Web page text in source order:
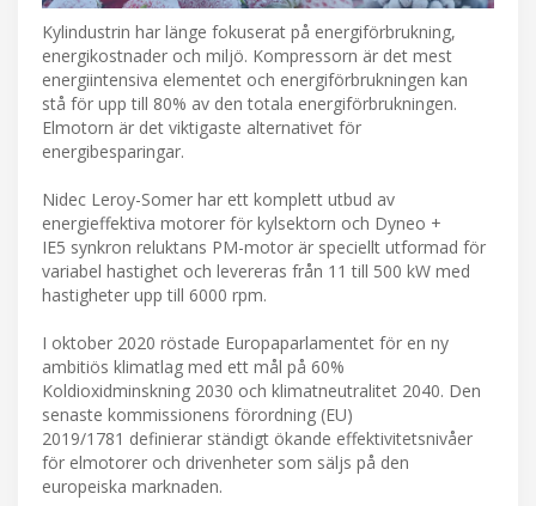
Kylindustrin har länge fokuserat på energiförbrukning,
energikostnader och miljö. Kompressorn är det mest
energiintensiva elementet och energiförbrukningen kan
stå för upp till 80% av den totala energiförbrukningen.
Elmotorn är det viktigaste alternativet för
energibesparingar.
Nidec Leroy-Somer har ett komplett utbud av
energieffektiva motorer för kylsektorn och Dyneo +
IE5 synkron reluktans PM-motor är speciellt utformad för
variabel hastighet och levereras från 11 till 500 kW med
hastigheter upp till 6000 rpm.
I oktober 2020 röstade Europaparlamentet för en ny
ambitiös klimatlag med ett mål på 60%
Koldioxidminskning 2030 och klimatneutralitet 2040. Den
senaste kommissionens förordning (EU)
2019/1781 definierar ständigt ökande effektivitetsnivåer
för elmotorer och drivenheter som säljs på den
europeiska marknaden.